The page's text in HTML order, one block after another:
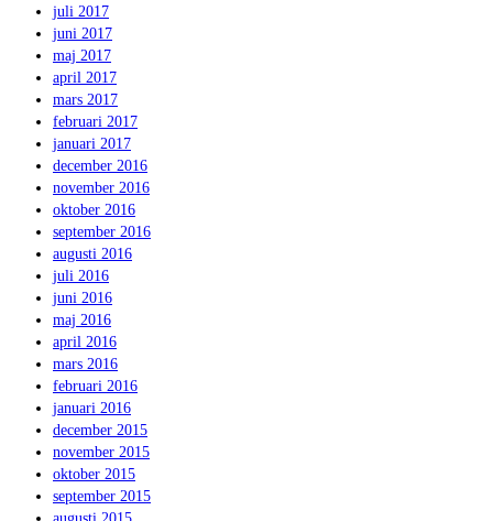
juli 2017
juni 2017
maj 2017
april 2017
mars 2017
februari 2017
januari 2017
december 2016
november 2016
oktober 2016
september 2016
augusti 2016
juli 2016
juni 2016
maj 2016
april 2016
mars 2016
februari 2016
januari 2016
december 2015
november 2015
oktober 2015
september 2015